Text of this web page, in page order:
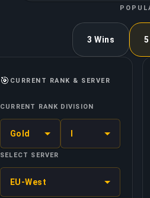
3 Wins
🎯 CURRENT RANK & SERVER
CURRENT RANK
Gold
DIVISION
SELECT SERVER
EU-West